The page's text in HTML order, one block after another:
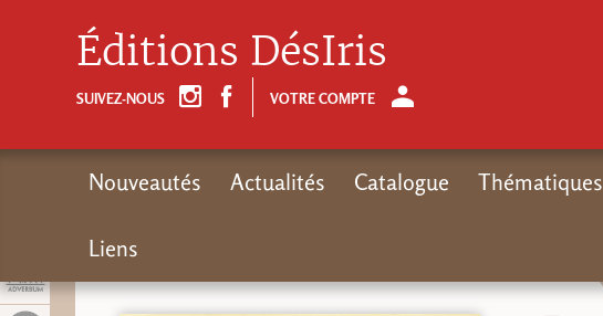
Éditions DésIris
SUIVEZ-NOUS VOTRE COMPTE
Nouveautés Actualités Catalogue Thématiques
Liens